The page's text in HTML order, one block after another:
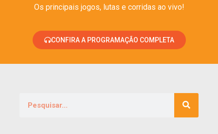
Os principais jogos, lutas e corridas ao vivo!
CONFIRA A PROGRAMAÇÃO COMPLETA